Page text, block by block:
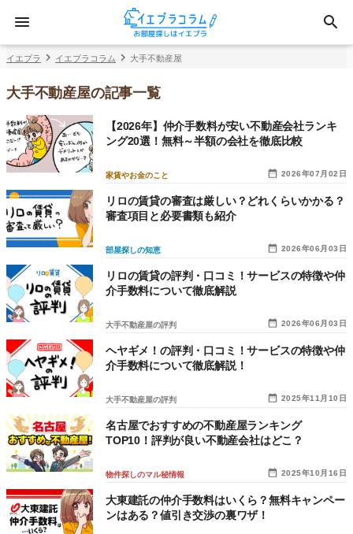
イエプラ イエプラコラム 大手不動産屋
大手不動産屋の記事一覧
2026年07月02日
家賃やお金のこと
【2026年】仲介手数料が安い不動産会社ランキ
ング20選！無料～半額の会社を徹底比較
2026年06月03日
部屋探しの知恵
リロの賃貸の審査は厳しい？どれくらいかかる？
審査項目と必要書類も紹介
2026年06月03日
大手不動産屋の評判
リロの賃貸の評判・口コミ！サービスの特徴や仲
介手数料について徹底解説
2025年11月10日
大手不動産屋の評判
ヘヤギメ！の評判・口コミ！サービスの特徴や仲
介手数料について徹底解説！
2025年10月16日
物件探しのマル秘情報
名古屋でおすすめの不動産屋ランキング
TOP10！評判が良い不動産会社はどこ？
大東建託の仲介手数料はいくら？無料キャンペー
ンはある？値引き交渉の裏ワザ！